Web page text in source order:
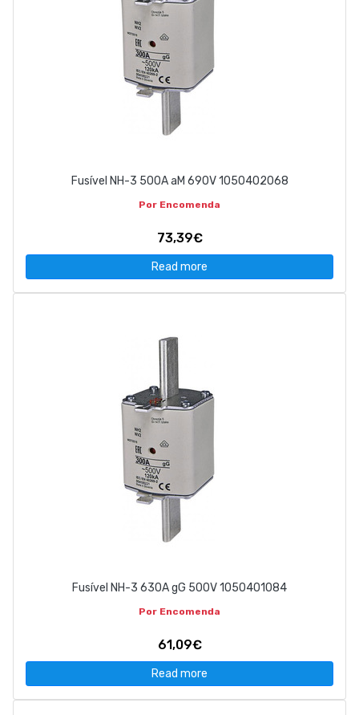
Fusível NH-3 500A aM 690V 1050402068
Por Encomenda
73,39€
Read more
Fusível NH-3 630A gG 500V 1050401084
Por Encomenda
61,09€
Read more